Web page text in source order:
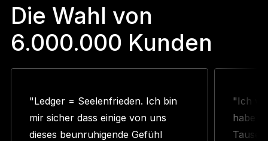
Die Wahl von
6.000.000 Kunden
"Ledger = Seelenfrieden. Ich bin
mir sicher dass einige von uns
dieses beunruhigende Gefühl
"Ich
habe